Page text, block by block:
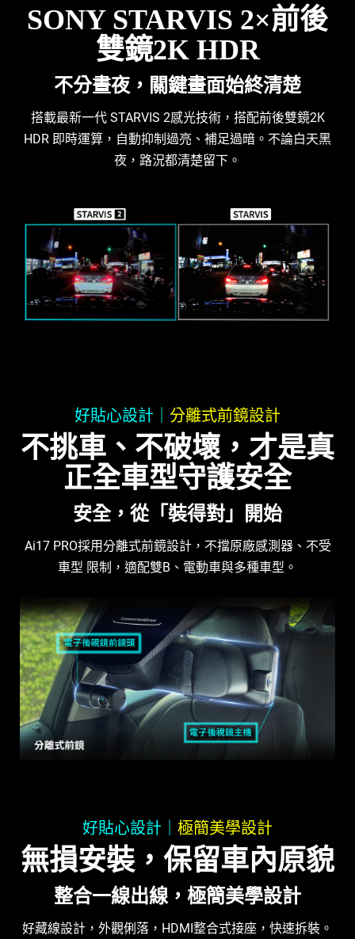
SONY STARVIS 2×前後
雙鏡2K HDR
不分晝夜，關鍵畫面始終清楚
搭載最新一代 STARVIS 2感光技術，搭配前後雙鏡2K
HDR 即時運算，自動抑制過亮、補足過暗。不論白天黑
夜，路況都清楚留下。
好貼心設計｜ 分離式前鏡設計
不挑車、不破壞，才是真
正全車型守護安全
安全，從「裝得對」開始
Ai17 PRO採用分離式前鏡設計，不擋原廠感測器、不受
車型 限制，適配雙B、電動車與多種車型。
好貼心設計｜ 極簡美學設計
無損安裝，保留車內原貌
整合一線出線，極簡美學設計
好藏線設計，外觀俐落，HDMI整合式接座，快速拆裝。